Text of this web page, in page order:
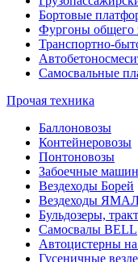
Бортовые
Фургоны общего
Транспортно-
Самосвальные
Прочая техника
Баллоновозы
Контейнеровозы
Понтоновозы
Забоечные
Вездеходы Борей
Вездеходы
Бульдозеры,
Самосвалы BELL
Автоцистерны
Гусеничные